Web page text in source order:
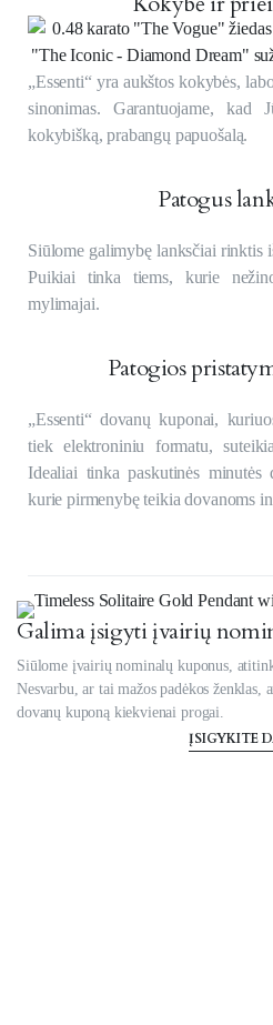
„Essenti“ yra aukštos kokybės,
sinonimas. Garantuojame, kad
kokybišką, prabangų papuošalą.
Patogus
Siūlome galimybę lanksčiai rinktis
Puikiai tinka tiems, kurie
mylimajai.
Patogios
„Essenti“ dovanų kuponai,
tiek elektroniniu formatu,
Idealiai tinka paskutinės minutės
kurie pirmenybę teikia dovanoms
Galima įsigyti įvairių
Siūlome įvairių nominalų kuponus,
Nesvarbu, ar tai mažos padėkos
dovanų kuponą kiekvienai progai.
ĮSIGYKITE